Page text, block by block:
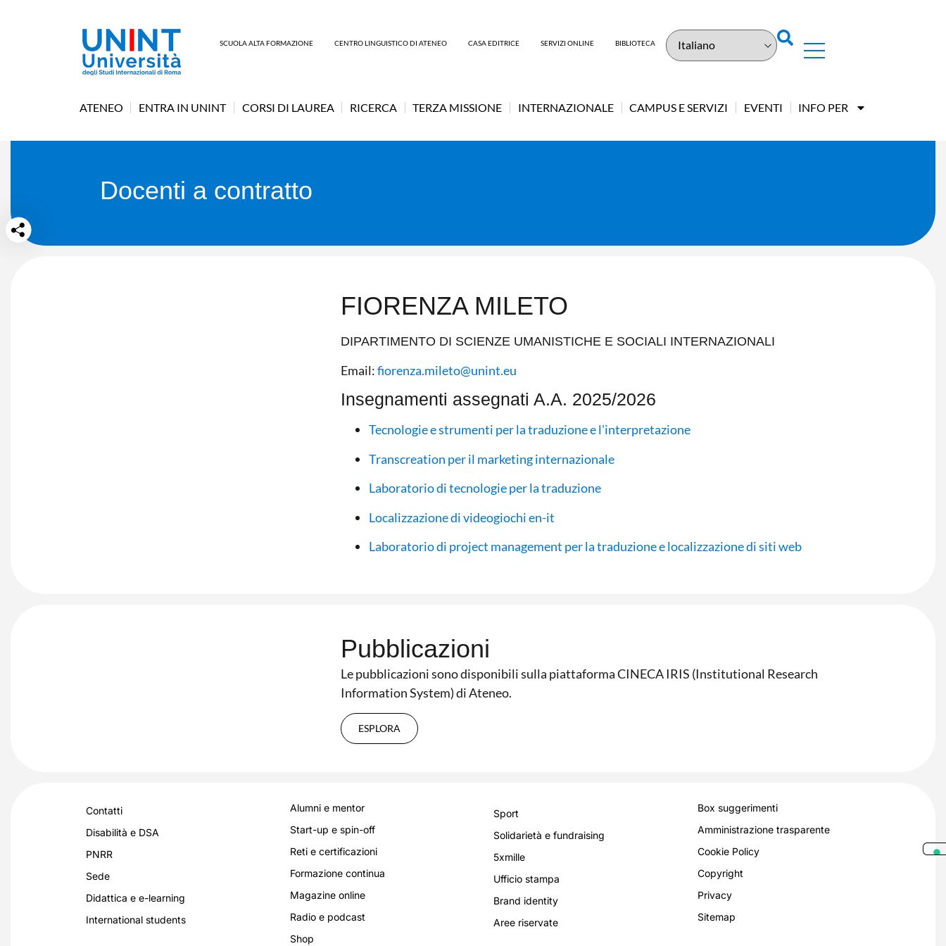
SCUOLA ALTA FORMAZIONE CENTRO LINGUISTICO DI ATENEO CASA EDITRICE SERVIZI ONLINE BIBLIOTECA
ATENEO ENTRA IN UNINT CORSI DI LAUREA RICERCA TERZA MISSIONE INTERNAZIONALE CAMPUS E SERVIZI EVENTI INFO PER
docenti a contratto
FIORENZA MILETO
DIPARTIMENTO DI SCIENZE UMANISTICHE E SOCIALI INTERNAZIONALI
Email:fiorenza.mileto@unint.eu
Insegnamenti assegnati A.A. 2025/2026
Tecnologie e strumenti per la traduzione e l'interpretazione
Transcreation per il marketing internazionale
Laboratorio di tecnologie per la traduzione
Localizzazione di videogiochi en-it
Laboratorio di project management per la traduzione e localizzazione di siti web
Pubblicazioni
Le pubblicazioni sono disponibili sulla piattaforma CINECA IRIS (Institutional Research
Information System) di Ateneo.
ESPLORA
Contatti
Disabilità e DSA
PNRR
Sede
Didattica e e-learning
International students
Alumni e mentor
Start-up e spin-off
Reti e certificazioni
Formazione continua
Magazine online
Radio e podcast
Shop
Sport
Solidarietà e fundraising
5xmille
Ufficio stampa
Brand identity
Aree riservate
Box suggerimenti
Amministrazione trasparente
Cookie Policy
Copyright
Privacy
Sitemap